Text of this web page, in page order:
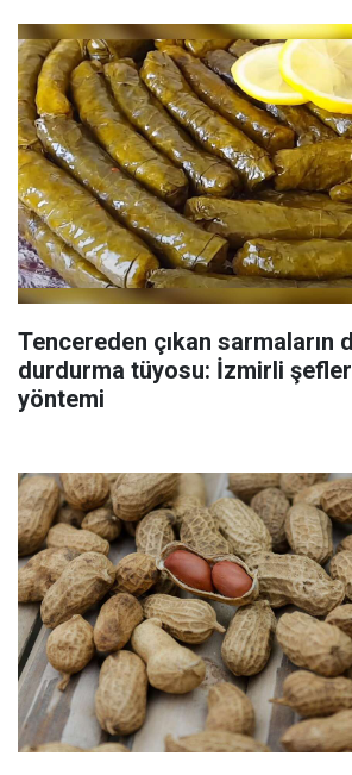
Tencereden çıkan sarmaların
durdurma tüyosu: İzmirli
yöntemi